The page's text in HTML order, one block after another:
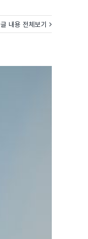
글 내용 전체보기